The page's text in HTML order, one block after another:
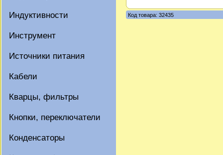
Индуктивности
Инструмент
Источники питания
Кабели
Кварцы, фильтры
Кнопки, переключатели
Конденсаторы
Код товара: 32435